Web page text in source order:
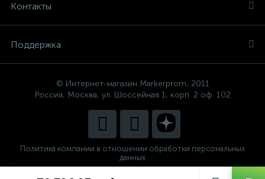
Контакты
Поддержка
© Интернет-магазин Markerprom, 2011
Россия, Москва, ул. Шоссейная 1, корп. 2 оф. 102
Политика компании в отношении обработки персональных
данных